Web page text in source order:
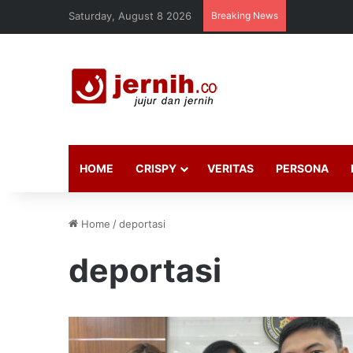
Saturday, August 8 2026 Breaking News
HOME CRISPY VERITAS PERSONA
Home /deportasi
deportasi